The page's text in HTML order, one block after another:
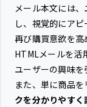
メール本文には
し、視覚的にア
再び購買意欲を高
HTMLメールを活
ユーザーの興味を
また、単に商品を
クを分かりやすく